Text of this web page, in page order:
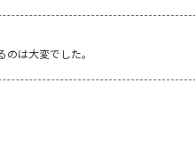
は大変でした。